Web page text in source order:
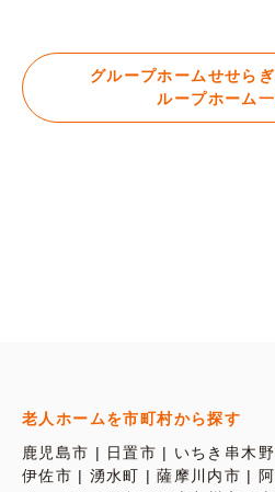
グループホームせせら
ループホーム
老人ホームを市町村から探す
鹿児島市
日置市 いちき串木
伊佐市
湧水町 薩摩川内市